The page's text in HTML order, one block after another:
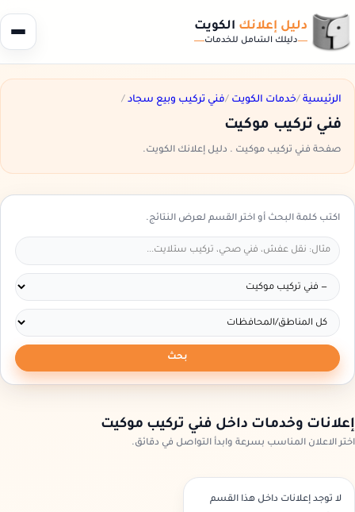
دليل إعلانك الكويت
دليلك الشامل للخدمات
الرئيسية /خدمات الكويت /فني تركيب وبيع سجاد /
فني تركيب موكيت
صفحة فني تركيب موكيت . دليل إعلانك الكويت.
اكتب كلمة البحث أو اختر القسم لعرض النتائج.
بحث
إعلانات وخدمات داخل فني تركيب موكيت
اختر الاعلان المناسب بسرعة وابدأ التواصل في دقائق.
لا توجد إعلانات داخل هذا القسم